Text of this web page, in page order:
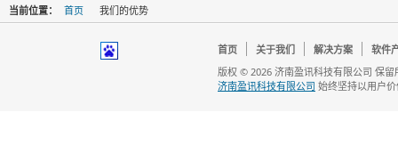
当前位置： 首页 我们的优势
首页 关于我们 解决方案
软件
版权 © 2026 济南盈讯科技有限公司 保
济南盈讯科技有限公司 始终坚持以用户